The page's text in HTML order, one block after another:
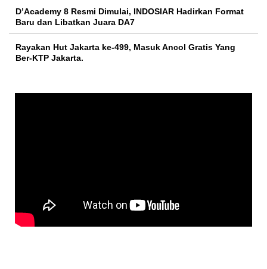
D’Academy 8 Resmi Dimulai, INDOSIAR Hadirkan Format
Baru dan Libatkan Juara DA7
Rayakan Hut Jakarta ke-499, Masuk Ancol Gratis Yang
Ber-KTP Jakarta.